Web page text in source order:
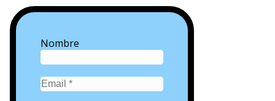
Nombre